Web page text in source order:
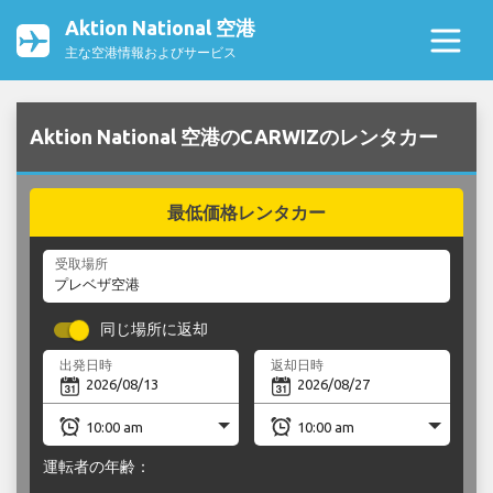
Aktion National 空港
主な空港情報およびサービス
Aktion National 空港のCARWIZのレンタカー
最低価格レンタカー
受取場所
同じ場所に返却
出発日時 返却日時
運転者の年齢：